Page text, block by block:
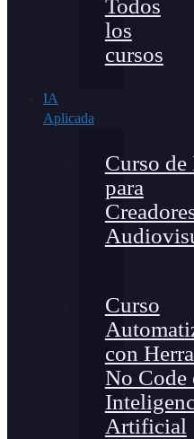
Todos
los
cursos
IA
Aplicada
Curso de
para
Curso
con
No Code
Artificial